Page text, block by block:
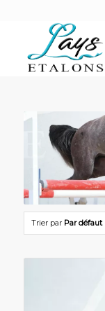
Trier par Par défaut